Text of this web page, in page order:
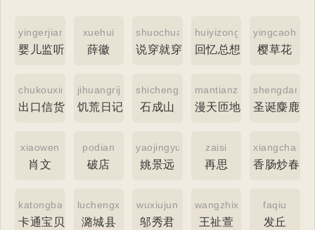
yingerjiantingqi
婴儿监听器
xuehui
薛徽
shuochuanjiuchuan
说穿就穿
huiyizongxiangku
回忆总想哭
yingcaohua
樱草花
chukouxinhuo
出口信货
jihuangriji
饥荒日记
shichengshan
石成山
mantianzadi
漫天匝地 圣诞麋鹿物
xiaowen
肖文
podian
破店
yaojingyuan
姚景远
zaisi
再思 香肠炒春笋
katongbaobei
卡通宝贝
luchengxian
潞城县
wuxiujun
邬秀君
wangzhixuan
王祉萱
faqiu
发丘